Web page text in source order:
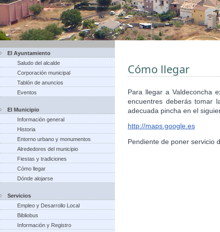
El Ayuntamiento
Saludo del alcalde
Corporación municipal
Tablón de anuncios
Eventos
El Municipio
Información general
Historia
Entorno urbano y monumentos
Alrededores del municipio
Fiestas y tradiciones
Cómo llegar
Dónde alojarse
Servicios
Empleo y Desarrollo Local
Bibliobus
Información y Registro
Cómo llegar
Para llegar a Valdeconcha
encuentres deberás tomar
adecuada pincha en el
http://maps.google.es
Pendiente de poner servicio